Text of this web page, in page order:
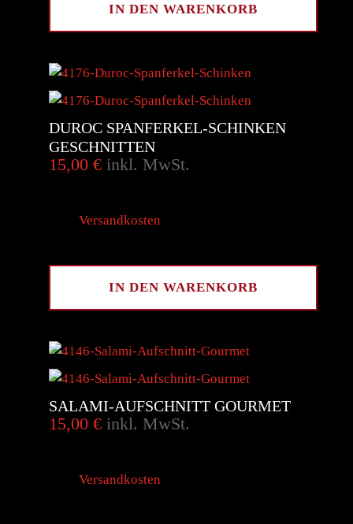
IN DEN WARENKORB
DUROC SPANFERKEL-SCHINKEN
GESCHNITTEN
15,00 € inkl. MwSt.
Versandkosten
IN DEN WARENKORB
SALAMI-AUFSCHNITT GOURMET
15,00 € inkl. MwSt.
Versandkosten